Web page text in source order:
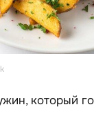
который